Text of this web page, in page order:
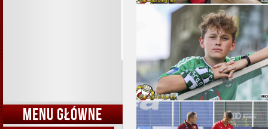
MENU GŁÓWNE